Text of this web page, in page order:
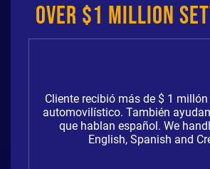
Over $1 Million
Cliente recibió más de $ 1
automovilístico. También
que hablan español. We
English, Spanish and